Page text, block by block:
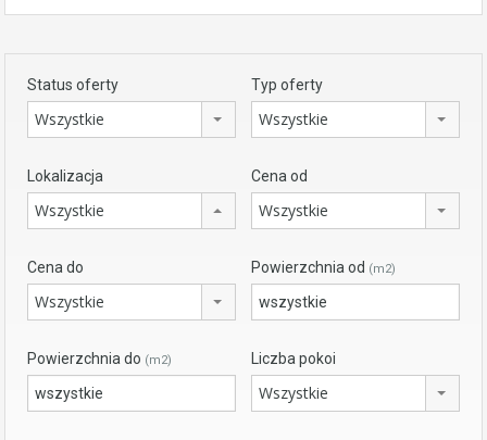
Status oferty
Wszystkie
Typ oferty
Wszystkie
Lokalizacja
Wszystkie
Cena od
Wszystkie
Cena do
Wszystkie
Powierzchnia od (m2)
Powierzchnia do (m2) Liczba pokoi
Wszystkie